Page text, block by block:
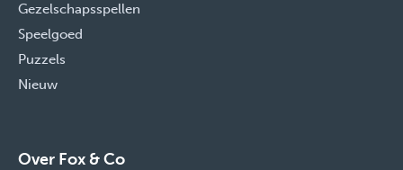
Gezelschapsspellen
Speelgoed
Puzzels
Nieuw
Over Fox & Co